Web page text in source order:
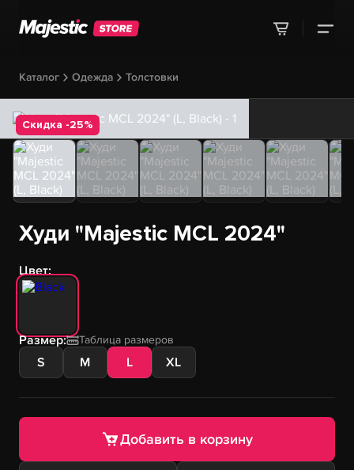
Каталог Одежда Толстовки
Скидка -25%
Худи "Majestic MCL 2024"
Цвет:
Размер: Таблица размеров
S M L XL
Добавить в корзину